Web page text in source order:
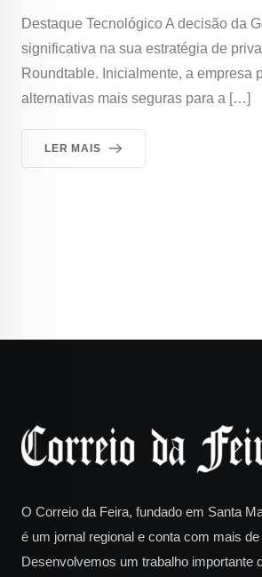
Destaque Tecnológico A decisão da
significativa na sua estratégia de
Roundtable. Inicialmente, a empresa
alternativas mais seguras para a […]
LER MAIS
O Correio da Feira, fundado em Santa
é um jornal regional e conta com mais de
Desenvolvemos um trabalho importante